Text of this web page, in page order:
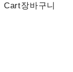
Cart장바구니